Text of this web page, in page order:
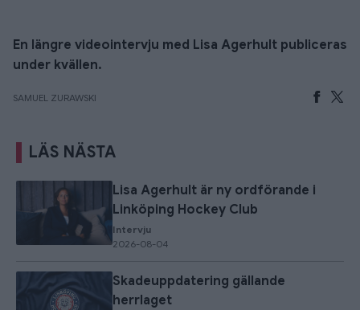
En längre videointervju med Lisa Agerhult publiceras
under kvällen.
SAMUEL ZURAWSKI
LÄS NÄSTA
Lisa Agerhult är ny ordförande i
Linköping Hockey Club
Intervju
2026-08-04
Skadeuppdatering gällande
herrlaget